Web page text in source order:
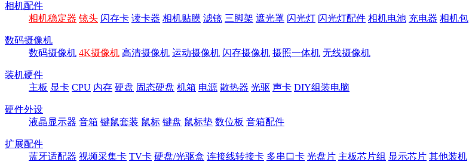
相机配件
相机稳定器 镜头 闪存卡 读卡器 相机贴膜 滤镜 三脚架 遮光罩 闪光灯 闪光灯配件 相机电池 充电器 相机包
数码摄像机
数码摄像机 4K摄像机 高清摄像机 运动摄像机 闪存摄像机 摄照一体机 无线摄像机
装机硬件
主板 显卡 CPU 内存 硬盘 固态硬盘 机箱 电源 散热器 光驱 声卡 DIY组装电脑
硬件外设
液晶显示器 音箱 键鼠套装 鼠标 键盘 鼠标垫 数位板 音箱配件
扩展配件
蓝牙适配器 视频采集卡 TV卡 硬盘/光驱盒 连接线转接卡 多串口卡 光盘片 主板芯片组 显示芯片 其他装机